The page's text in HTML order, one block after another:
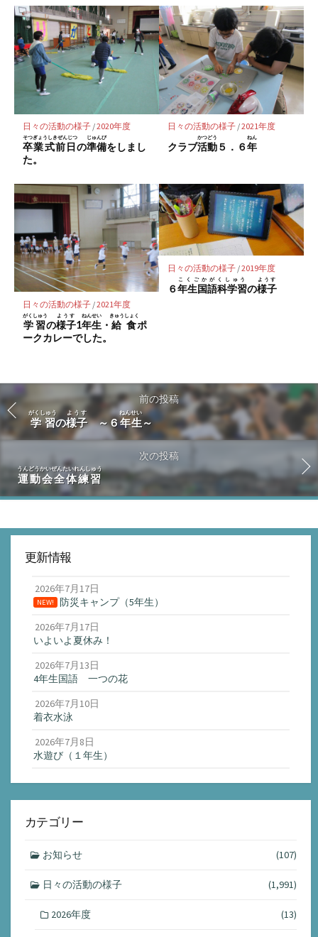
日々の活動の様子/2020年度
卒業式前日
そつぎょうしきぜんじつ
の準備
じゅんび
をしまし
た。
日々の活動の様子/2021年度
クラブ活動
かつどう
５．６年
ねん
日々の活動の様子/2021年度
学習
がくしゅう
の様子
ようす
1年生
ねんせい
・ 給食
きゅうしょく
ポ
ークカレーでした。
日々の活動の様子/2019年度
６年生国語科学習
こくごかがくしゅう
の様子
ようす
前の投稿
学習
がくしゅう
の様子
ようす
～６年生
ねんせい
～
次の投稿
運動会全体練習
うんどうかいぜんたいれんしゅう
更新情報
2026年7月17日
NEW!
防災キャンプ（5年生）
2026年7月17日
いよいよ夏休み！
2026年7月13日
4年生国語 一つの花
2026年7月10日
着衣水泳
2026年7月8日
水遊び（１年生）
カテゴリー
お知らせ (107)
日々の活動の様子 (1,991)
2026年度 (13)